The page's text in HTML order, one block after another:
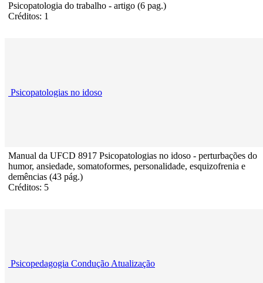
Psicopatologia do trabalho - artigo (6 pag.)
Créditos: 1
Psicopatologias no idoso
Manual da UFCD 8917 Psicopatologias no idoso - perturbações do
humor, ansiedade, somatoformes, personalidade, esquizofrenia e
demências (43 pág.)
Créditos: 5
Psicopedagogia Condução Atualização